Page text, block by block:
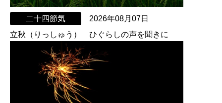
二十四節気
2026年08月07日
立秋（りっしゅう） ひぐらしの声を聞きに